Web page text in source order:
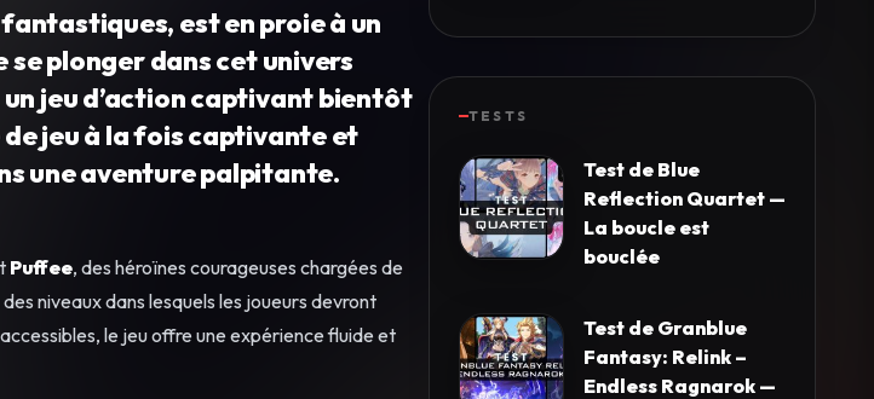
est en proie à un
plonger dans cet univers
jeu d’action captivant bientôt
jeu à la fois captivante et
une aventure palpitante.
Puffee, des héroïnes courageuses chargées de
niveaux dans lesquels les joueurs devront
le jeu offre une expérience fluide et
TESTS
Test de Blue
Reflection Quartet —
La boucle est
bouclée
Test de Granblue
Fantasy: Relink –
Endless Ragnarok —